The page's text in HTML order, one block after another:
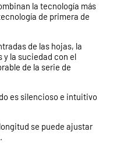
la tecnología más
de primera de
de las hojas, la
y la suciedad con el
de la serie de
es silencioso e intuitivo
se puede ajustar